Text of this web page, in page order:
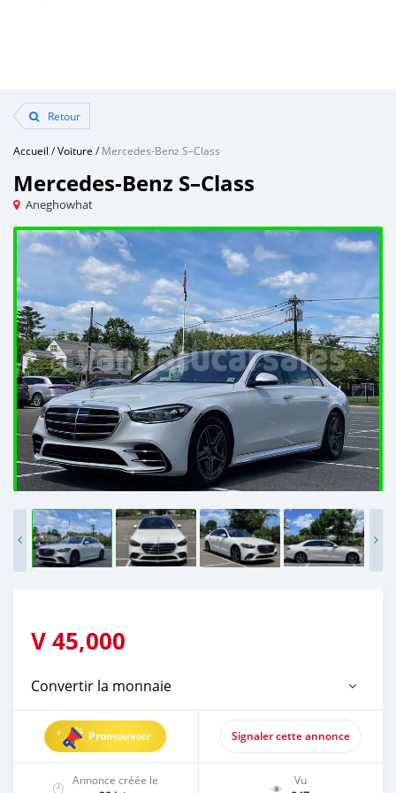
Retour
Accueil /Voiture /Mercedes-Benz S–Class
Mercedes-Benz S–Class
Aneghowhat
V45,000
Convertir la monnaie
Promouvoir Signaler cette annonce
Annonce créée le
Vu